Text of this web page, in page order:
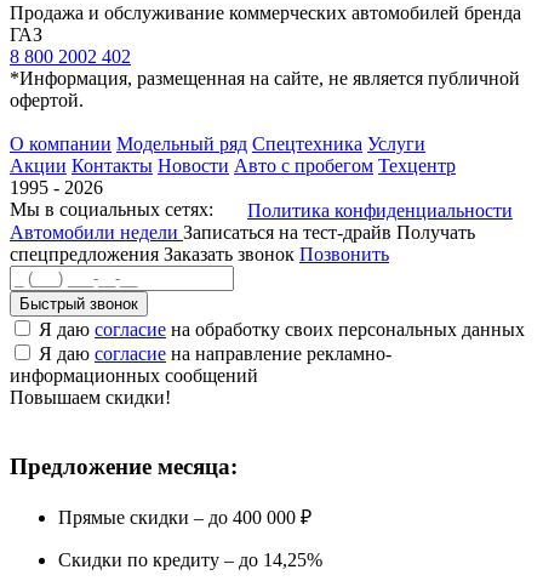
Продажа и обслуживание коммерческих автомобилей бренда
ГАЗ
8 800 2002 402
*Информация, размещенная на сайте, не является публичной
офертой.
О компании Модельный ряд Спецтехника Услуги
Акции Контакты Новости Авто с пробегом Техцентр
1995 - 2026
Мы в социальных сетях:
Политика конфиденциальности
Автомобили недели Записаться на тест-драйв Получать
спецпредложения Заказать звонок Позвонить
Быстрый звонок
Я даю согласие на обработку своих персональных данных
Я даю согласие на направление рекламно-
информационных сообщений
Повышаем скидки!
Предложение месяца:
Прямые скидки – до 400 000 ₽
Скидки по кредиту – до 14,25%